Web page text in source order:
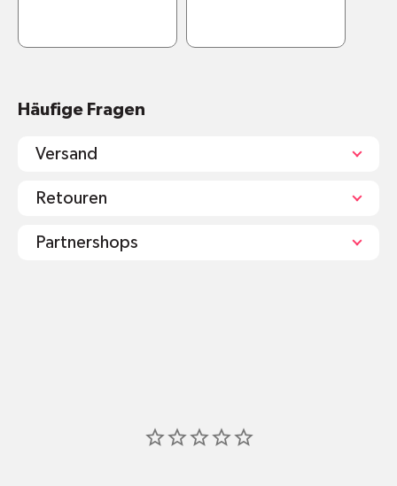
Häufige Fragen
Versand
Retouren
Partnershops